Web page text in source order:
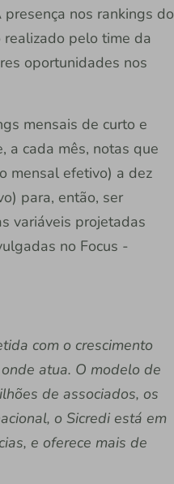
nos rankings do
realizado pelo time da
oportunidades nos
mensais de curto e
a cada mês, notas que
mensal efetivo) a dez
para, então, ser
variáveis projetadas
no Focus -
com o crescimento
atua. O modelo de
de associados, os
o Sicredi está em
e oferece mais de